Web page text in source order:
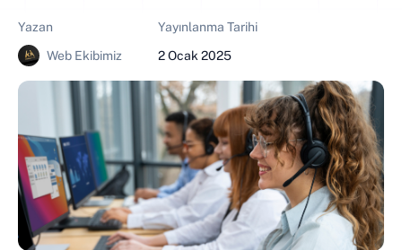
Yazan
Web Ekibimiz
Yayınlanma Tarihi
2 Ocak 2025